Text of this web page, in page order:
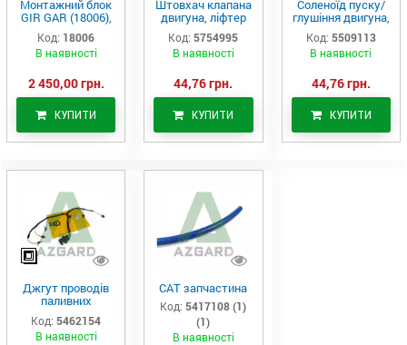
Монтажний блок
GIR GAR (18006),
Аналог
Код: 18006
В наявності
2 450,00 грн.
КУПИТИ
Штовхач клапана
двигуна, ліфтер
(575-4995)
Код: 5754995
В наявності
44,76 грн.
КУПИТИ
Соленоїд пуску/
глушіння двигуна,
актуатор (550-
9113)
Код: 5509113
В наявності
44,76 грн.
КУПИТИ
Джгут проводів
паливних
форсунок CAT
C7/C9 (546-2154)
Код: 5462154
В наявності
САТ запчастина
Код: 5417108 (1)
(1)
В наявності